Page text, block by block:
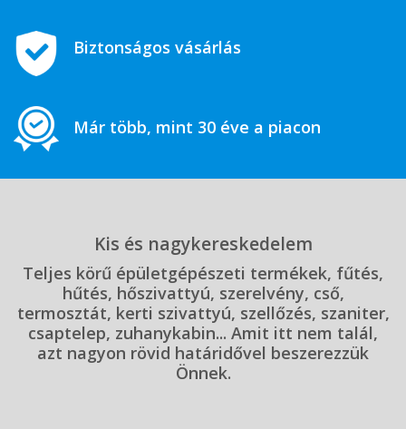
Biztonságos vásárlás
Már több, mint 30 éve a piacon
Kis és nagykereskedelem
Teljes körű épületgépészeti termékek, fűtés,
hűtés, hőszivattyú, szerelvény, cső,
termosztát, kerti szivattyú, szellőzés, szaniter,
csaptelep, zuhanykabin... Amit itt nem talál,
azt nagyon rövid határidővel beszerezzük
Önnek.